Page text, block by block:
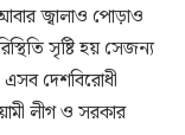
জ্বালাও পোড়াও
সৃষ্টি হয় সেজন্য
এসব দেশবিরোধী
লীগ ও সরকার